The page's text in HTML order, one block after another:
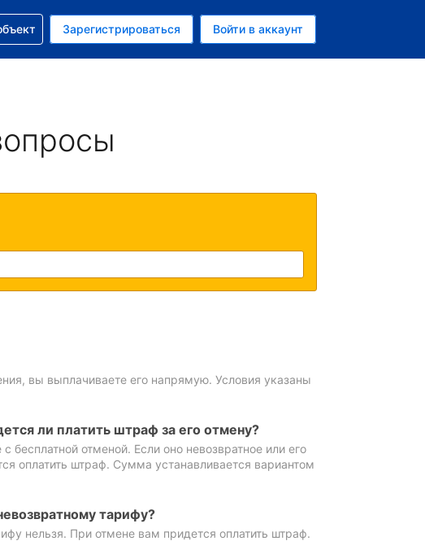
США
русском
Зарегистрироваться Войти в аккаунт
вы выплачиваете его напрямую. Условия указаны
ли платить штраф за его отмену?
бесплатной отменой. Если оно невозвратное или его
оплатить штраф. Сумма устанавливается вариантом
тарифу?
нельзя. При отмене вам придется оплатить штраф.